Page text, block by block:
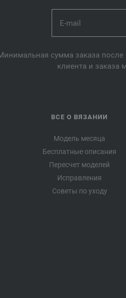
сумма заказа
клиента и заказа
ВСЕ О ВЯЗАНИИ
Модель месяца
Бесплатные описания
Пересчет моделей
Исправления
Советы по уходу